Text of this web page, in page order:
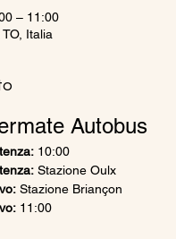
– 11:00
Italia
Autobus
10:00
Stazione Oulx
Stazione Briançon
11:00